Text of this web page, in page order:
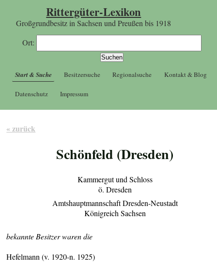
Rittergüter-Lexikon
Großgrundbesitz in Sachsen und Preußen bis 1918
Ort:
Start & Suche Besitzersuche Regionalsuche Kontakt & Blog
Datenschutz Impressum
« zurück
Schönfeld (Dresden)
Kammergut und Schloss
ö. Dresden
Amtshauptmannschaft Dresden-Neustadt
Königreich Sachsen
bekannte Besitzer waren die
Hefelmann (v. 1920-n. 1925)